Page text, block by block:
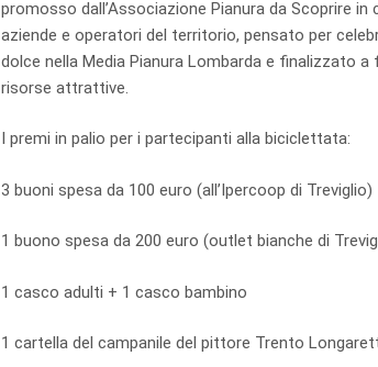
promosso dall’Associazione Pianura da Scoprire
aziende e operatori del territorio, pensato per
dolce nella Media Pianura Lombarda e finalizzato
risorse attrattive.
I premi in palio per i partecipanti alla biciclettata:
3 buoni spesa da 100 euro (all’Ipercoop di Treviglio)
1 buono spesa da 200 euro (outlet bianche di
1 casco adulti + 1 casco bambino
1 cartella del campanile del pittore Trento